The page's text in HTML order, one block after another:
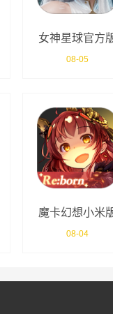
女神星球官方
08-05
魔卡幻想小米
08-04